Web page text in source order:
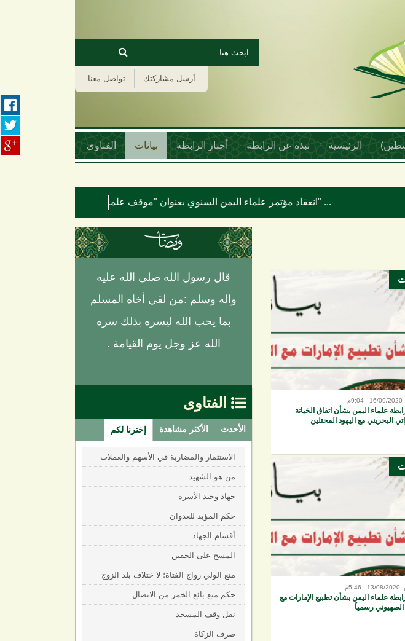
استمارة البحث
‏بحث ‏
تواصل معنا أرسل مشاركتك
الرئيسية نبذة عن الرابطة أخبار الرابطة بيانات الفتاوى
قال رسول الله صلى الله عليه
واله وسلم :من لقي أخاه المسلم
بما يحب الله ليسره بذلك سره
الله عز وجل يوم القيامة .
 الفتاوى
الأحدث الأكثر مشاهدة إخترنا لكم
الاستثمار والمضاربة في الأسهم والعملات
من هو الشهيد
جهاد وحيد الأسرة
حكم المؤيد للعدوان
أقسام الجهاد
المسح على الخفين
منع الولي زواج الفتاة؛ لا ختلاف بلد الزوج
حكم منع بائع الخمر من الاتصال
نقل وقف المسجد
صرف الزكاة
علماء اليمن بشأن اتفاق الخيانة
البحريني مع اليهود المحتلين
علماء اليمن بشأن تطبيع الإمارات مع
الصهيوني رسمياَ